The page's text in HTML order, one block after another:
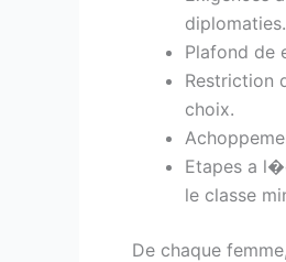
diplomaties.
Plafond de
Restriction
choix.
Etapes a
le classe
De chaque